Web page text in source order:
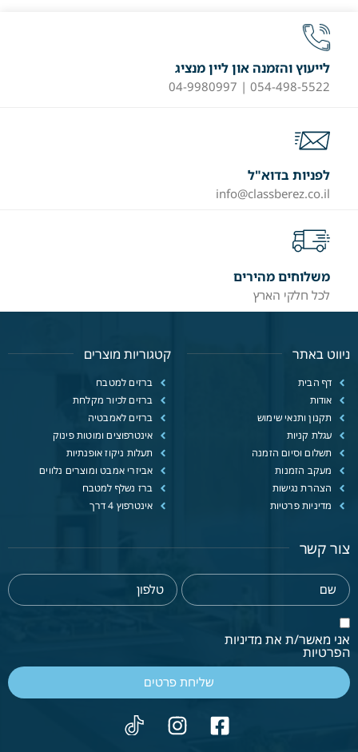
לייעוץ והזמנה און ליין מנציג
054-498-5522 | 04-9980997
לפניות בדוא"ל
info@classberez.co.il
משלוחים מהירים
לכל חלקי הארץ
ניווט באתר
דף הבית
אודות
תקנון ותנאי שימוש
עגלת קניות
תשלום וסיום הזמנה
מעקב הזמנות
הצהרת נגישות
מדיניות פרטיות
קטגוריות מוצרים
ברזים למטבח
ברזים לכיור מקלחת
ברזים לאמבטיה
אינטרפוצים ומוטות פינוק
תעלות ניקוז אופנתיות
אביזרי אמבט ומוצרים נלווים
ברז נשלף למטבח
אינטרפוץ 4 דרך
צור קשר
אני מאשר/ת את מדיניות
הפרטיות
שליחת פרטים